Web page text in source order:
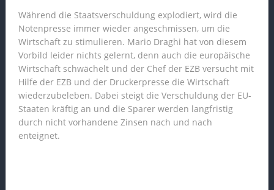
Während die Staatsverschuldung explodiert, wird die
Notenpresse immer wieder angeschmissen, um die
Wirtschaft zu stimulieren. Mario Draghi hat von diesem
Vorbild leider nichts gelernt, denn auch die europäische
Wirtschaft schwächelt und der Chef der EZB versucht mit
Hilfe der EZB und der Druckerpresse die Wirtschaft
wiederzubeleben. Dabei steigt die Verschuldung der EU-
Staaten kräftig an und die Sparer werden langfristig
durch nicht vorhandene Zinsen nach und nach
enteignet.